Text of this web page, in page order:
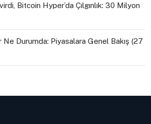
Bitcoin Hyper’da Çılgınlık: 30 Milyon
Durumda: Piyasalara Genel Bakış (27